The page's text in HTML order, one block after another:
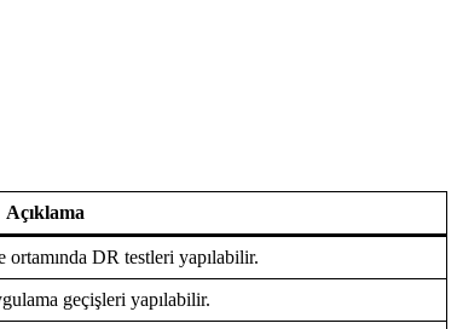
Açıklama
DR testleri yapılabilir.
geçişleri yapılabilir.